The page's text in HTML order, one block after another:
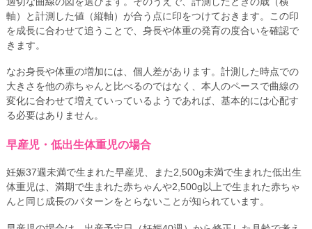
軸）と計測した値（縦軸）が合う点に印をつけておきます。この印
を成長に合わせて追うことで、身長や体重の発育の度合いを確認で
きます。
なお身長や体重の増加には、個人差があります。計測した時点での
大きさを他の赤ちゃんと比べるのではなく、本人のペースで曲線の
変化に合わせて増えていっているようであれば、基本的には心配す
る必要はありません。
早産児・低出生体重児の場合
妊娠37週未満で生まれた早産児、また2,500g未満で生まれた低出生
体重児は、満期で生まれた赤ちゃんや2,500g以上で生まれた赤ちゃ
んと同じ成長のパターンをとらないことが知られています。